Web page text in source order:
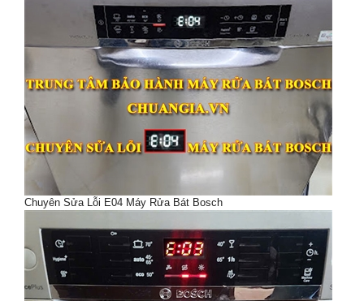
Chuyên Sửa Lỗi E04 Máy Rửa Bát Bosch